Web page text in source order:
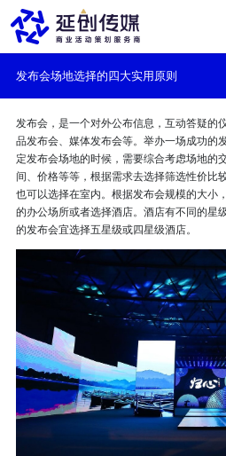
发布会场地选择的四大实用原则
发布会，是一个对外公布信息，互动答疑的
品发布会、媒体发布会等。 举办一场成功的
定发布会场地的时候，需要综合考虑场地的
间、价格等等，根据需求去选择筛选性价比
也可以选择在室内。根据发布会规模的大小
的办公场所或者选择酒店。酒店有不同的星
的发布会宜选择五星级或四星级酒店。